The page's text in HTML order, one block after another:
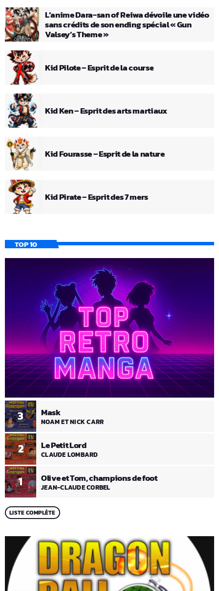
L’anime Dara-san of Reiwa dévoile une vidéo
sans crédits de son ending spécial « Gun
Valsey’s Theme »
Kid Pilote – Esprit de la course
Kid Ken – Esprit des arts martiaux
Kid Fourasse – Esprit de la nature
Kid Pirate – Esprit des 7 mers
TOP 10
1 Olive et Tom, champions de foot
JEAN-CLAUDE CORBEL
2 Le Petit Lord
CLAUDE LOMBARD
3 Mask
NOAM ET NICK CARR
LISTE COMPLÈTE